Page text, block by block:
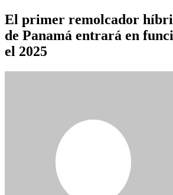
El primer remolcador
de Panamá entrará en
el 2025